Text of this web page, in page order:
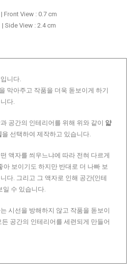
| Front View : 0.7 cm
| Side View : 2.4 cm
입니다.
막아주고 작품을 더욱 돋보이게 하기
다.
공간의 인테리어를 위해 위와 같이 얇
을 선택하여 제작하고 있습니다.
액자를 씌우느냐에 따라 전혀 다르게
아 보이기도 하지만 반대로 더 나빠 보
다. 그리고 그 액자로 인해 공간(인테
일 수 있습니다.
시선을 방해하지 않고 작품을 돋보이
공간의 인테리어를 세련되게 만들어